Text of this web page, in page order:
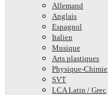
Allemand
Anglais
Espagnol
Italien
Musique
Arts plastiques
Physique-Chimie
SVT
LCA Latin / Grec